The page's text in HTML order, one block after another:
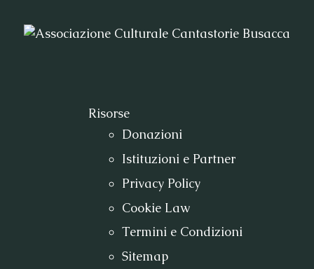
Risorse
Donazioni
Istituzioni e Partner
Privacy Policy
Cookie Law
Termini e Condizioni
Sitemap